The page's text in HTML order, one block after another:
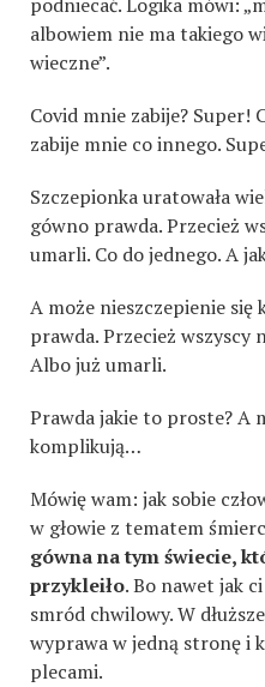
albowiem nie ma takiego
wieczne”.
Covid mnie zabije? Super!
zabije mnie co innego.
Szczepionka uratowała
gówno prawda. Przecież
umarli. Co do jednego. A
A może nieszczepienie się
prawda. Przecież wszyscy
Albo już umarli.
Prawda jakie to proste? A
komplikują…
Mówię wam: jak sobie
w głowie z tematem
gówna na tym świecie,
przykleiło. Bo nawet jak
smród chwilowy. W
wyprawa w jedną stronę i
plecami.